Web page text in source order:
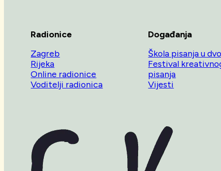
Radionice
Zagreb
Rijeka
Online radionice
Voditelji radionica
Događanja
Škola pisanja u
Festival
pisanja
Vijesti